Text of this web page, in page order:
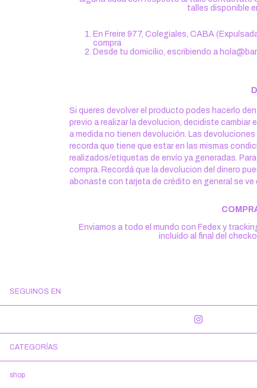
talles disponible
En Freire 977, Colegiales, CABA
compra
Desde tu domicilio, escribiendo a
Si queres devolver el producto podes hacerlo
previo a realizar la devolucion, decidiste
a medida no tienen devolución. Las
recorda que tiene que estar en las mismas
realizados/etiquetas de envío ya generadas.
compra. Recordá que la devolucion del dinero
abonaste con tarjeta de crédito en general se ve
Enviamos a todo el mundo con Fedex y
incluído al final del
SEGUINOS EN
CATEGORÍAS
shop